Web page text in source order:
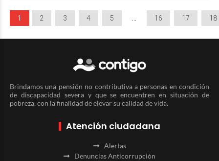
1 2 3 4 5 16 17 18
Brindamos una pensión no contributiva a personas en condición
de discapacidad severa y que se encuentren en situación de
pobreza, con la finalidad de elevar su calidad de vida.
Atención ciudadana
Alertas
Denuncias Anticorrupción